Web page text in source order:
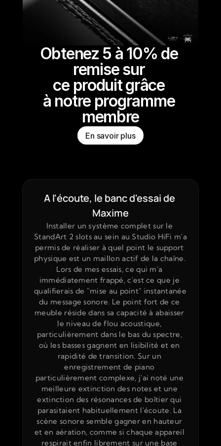
Installer un système complet sur le
StandArt 2 slots au sein au Studio HiFi m'a
permis de réaliser à quel point le support
physique est un maillon actif de la chaîne.
Lors de mes essais, ce qui m'a
immédiatement frappé, c'est ce que je
qualifierais de "mise au point" instantanée
du message sonore. Le point fort de ce
meuble réside dans sa capacité à abaisser
le niveau de flou acoustique,
particulièrement dans le bas du spectre,
où les basses gagnent en lisibilité et en
rapidité de transition. Sur un
enregistrement de piano
particulièrement complexe, j'ai noté une
meilleure extinction des notes et une
extinction des résonances de boîtier qui
parasitaient habituellement l'écoute. La
scène sonore semble gagner en hauteur
et en aération, comme si chaque appareil
respirait enfin librement sur une base
A l'écoute, le banc d'essai de
Maxime
Obtenez 5 à 10% de
remise sur
ce produit grâce
à notre programme
membre
En savoir plus